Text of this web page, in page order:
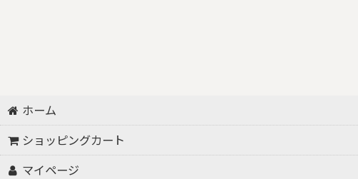
ホーム
ショッピングカート
マイページ